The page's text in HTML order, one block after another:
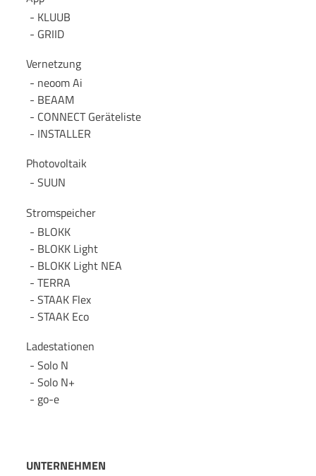
KLUUB
GRIID
Vernetzung
neoom Ai
BEAAM
CONNECT Geräteliste
INSTALLER
Photovoltaik
SUUN
Stromspeicher
BLOKK
BLOKK Light
BLOKK Light NEA
TERRA
STAAK Flex
STAAK Eco
Ladestationen
Solo N
Solo N+
go-e
UNTERNEHMEN